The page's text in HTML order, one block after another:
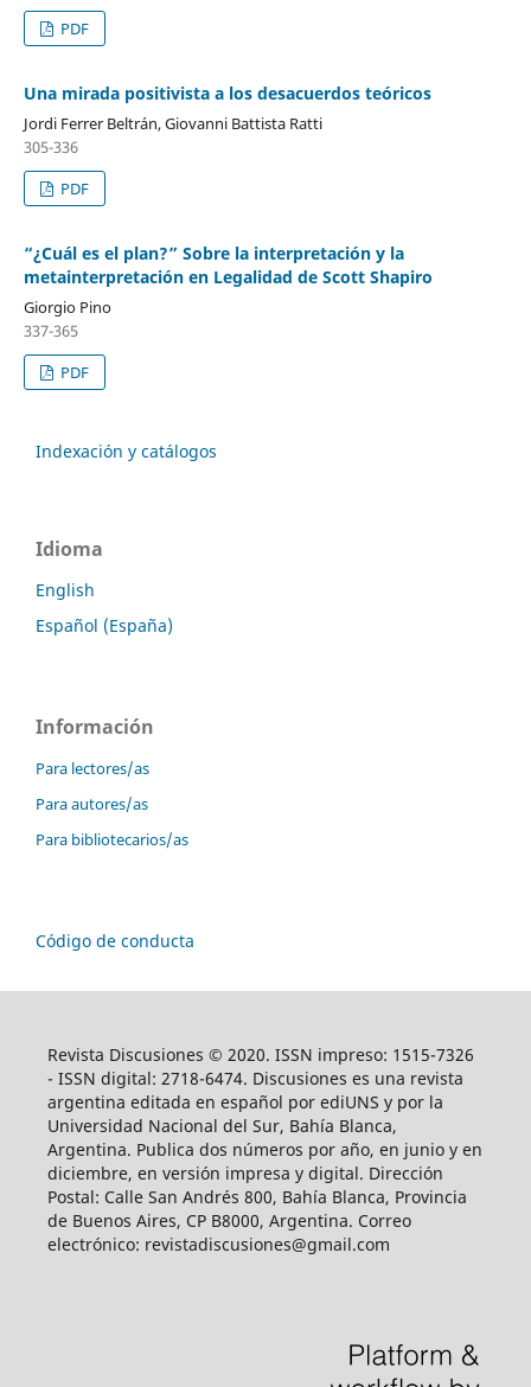
PDF
Una mirada positivista a los desacuerdos teóricos
Jordi Ferrer Beltrán, Giovanni Battista Ratti
305-336
PDF
“¿Cuál es el plan?” Sobre la interpretación y la
metainterpretación en Legalidad de Scott Shapiro
Giorgio Pino
337-365
PDF
Indexación y catálogos
Idioma
English
Español (España)
Información
Para lectores/as
Para autores/as
Para bibliotecarios/as
Código de conducta
Revista Discusiones © 2020. ISSN impreso: 1515-7326
- ISSN digital: 2718-6474. Discusiones es una revista
argentina editada en español por ediUNS y por la
Universidad Nacional del Sur, Bahía Blanca,
Argentina. Publica dos números por año, en junio y en
diciembre, en versión impresa y digital. Dirección
Postal: Calle San Andrés 800, Bahía Blanca, Provincia
de Buenos Aires, CP B8000, Argentina. Correo
electrónico: revistadiscusiones@gmail.com